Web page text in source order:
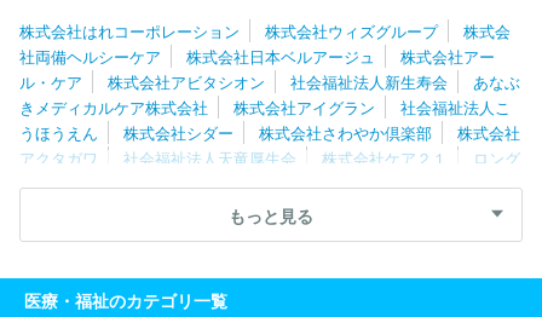
株式会社はれコーポレーション 株式会社ウィズグループ
株式会
社両備ヘルシーケア
株式会社日本ベルアージュ
株式会社アー
ル・ケア
株式会社アビタシオン 社会福祉法人新生寿会
あなぶ
きメディカルケア株式会社
株式会社アイグラン
社会福祉法人こ
うほうえん
株式会社シダー 株式会社さわやか倶楽部
株式会社
アクタガワ
社会福祉法人天竜厚生会 株式会社ケア２１
ロング
ライフホールディング株式会社
社会福祉法人サン・ビジョン
医
社会福祉法人知多学園
社会福
祉法人福寿園
株式会社
社会福祉法人同和園 株式会社はーとふるセゾン
社会
福祉法人梓友会
日本ロングライフ株式会社
もっと見る
医療・福祉のカテゴリ一覧